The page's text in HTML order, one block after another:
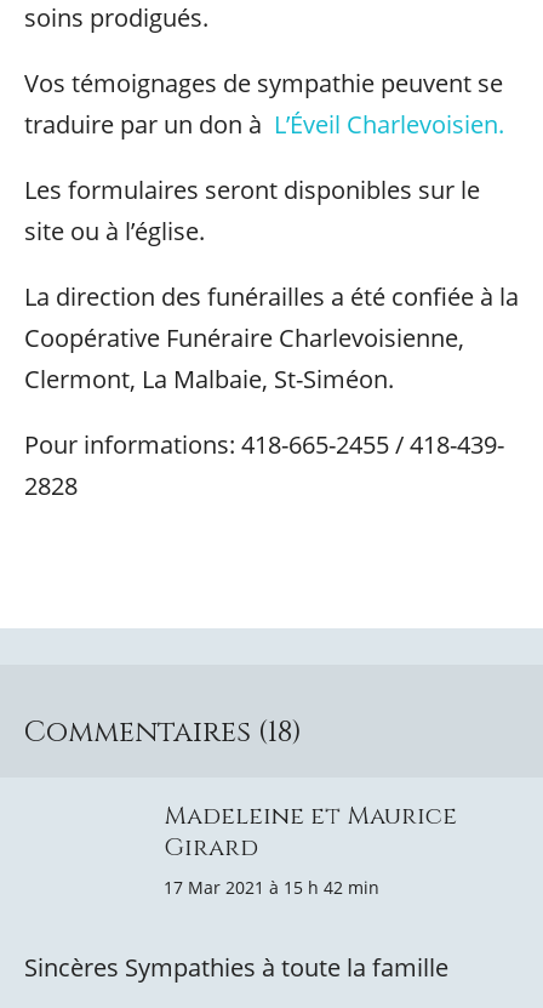
soins prodigués.
Vos témoignages de sympathie peuvent se
traduire par un don à L’Éveil Charlevoisien.
Les formulaires seront disponibles sur le
site ou à l’église.
La direction des funérailles a été confiée à la
Coopérative Funéraire Charlevoisienne,
Clermont, La Malbaie, St-Siméon.
Pour informations: 418-665-2455 / 418-439-
2828
Commentaires (18)
Madeleine et Maurice
Girard
17 Mar 2021 à 15 h 42 min
Sincères Sympathies à toute la famille